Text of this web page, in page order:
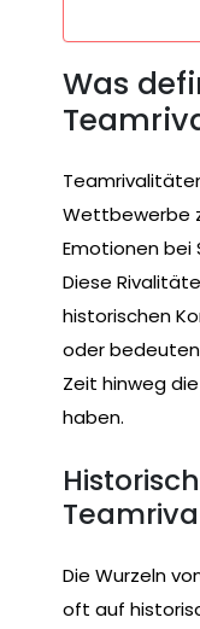
Was
Wettbewerbe
Emotionen bei
Diese
historischen
oder
Zeit hinweg
haben.
Die Wurzeln
oft auf